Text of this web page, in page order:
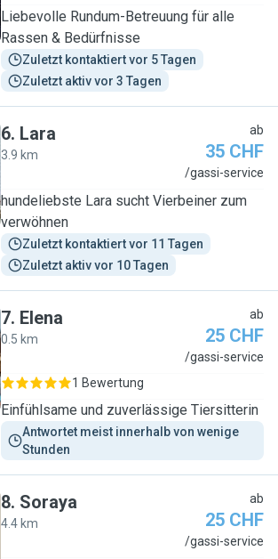
Liebevolle Rundum-Betreuung für alle
Rassen & Bedürfnisse
Zuletzt kontaktiert vor 5 Tagen
Zuletzt aktiv vor 3 Tagen
6. Lara
3.9 km
ab
35 CHF
/gassi-service
hundeliebste Lara sucht Vierbeiner zum
verwöhnen
Zuletzt kontaktiert vor 11 Tagen
Zuletzt aktiv vor 10 Tagen
7. Elena
0.5 km
ab
25 CHF
/gassi-service
1 Bewertung
Einfühlsame und zuverlässige Tiersitterin
Antwortet meist innerhalb von wenige
Stunden
8. Soraya
4.4 km
ab
25 CHF
/gassi-service